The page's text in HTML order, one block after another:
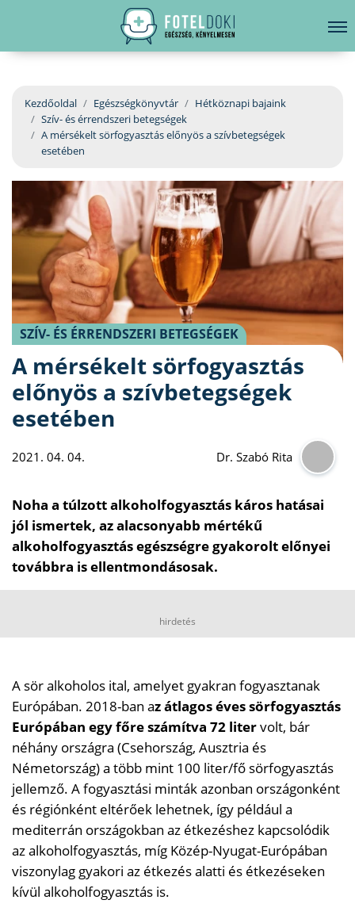
EGÉSZSÉGKÖNYVTÁR
BETEGSÉGKALAUZ
ORVOS VÁLASZOL
ORVOSKERESŐ
hirdetés
Kezdőoldal Egészségkönyvtár
Hétköznapi bajaink
Szív- és érrendszeri betegségek
A mérsékelt sörfogyasztás előnyös a szívbetegségek
esetében
SZÍV- ÉS ÉRRENDSZERI BETEGSÉGEK
A mérsékelt sörfogyasztás
előnyös a szívbetegségek
esetében
2021. 04. 04. Dr. Szabó Rita
Noha a túlzott alkoholfogyasztás káros hatásai
jól ismertek, az alacsonyabb mértékű
alkoholfogyasztás egészségre gyakorolt előnyei
továbbra is ellentmondásosak.
hirdetés
A sör alkoholos ital, amelyet gyakran fogyasztanak
Európában. 2018-ban az átlagos éves sörfogyasztás
Európában egy főre számítva 72 litervolt, bár
néhány országra (Csehország, Ausztria és
Németország) a több mint 100 liter/fő sörfogyasztás
jellemző. A fogyasztási minták azonban országonként
és régiónként eltérőek lehetnek, így például a
mediterrán országokban az étkezéshez kapcsolódik
az alkoholfogyasztás, míg Közép-Nyugat-Európában
viszonylag gyakori az étkezés alatti és étkezéseken
kívül alkoholfogyasztás is.